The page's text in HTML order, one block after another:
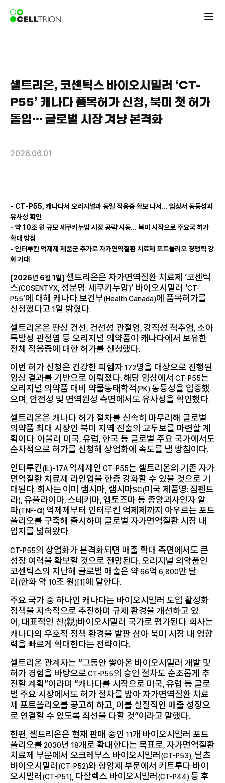
셀트리온, 코센틱스 바이오시밀러 ‘CT-
P55’ 캐나다 품목허가 신청, 북미 첫 허가
돌입… 글로벌 시장 겨냥 본격화
2026.06.01
- CT-P55, 캐나다서 오리지널과 동일 적응증 확보 나서… 임상서 동등성과
유사성 확인
- 약10조 원 규모 세쿠키누맙 시장 공략 시동… 북미 시작으로 주요국 허가
확대 방침
- 인터루킨 억제제 제품군 추가로 자가면역질환 치료제 포트폴리오 경쟁력 강
화 기대
[2026년 6월 1 일] 셀트리온은 자가면역질환 치료제 ‘코센틱
스(COSENTYX, 성분명: 세쿠키누맙)’ 바이오시밀러 ‘CT-
P55’에 대해 캐나다 보건부(Health Canada)에 품목허가를
신청했다고 1 일 밝혔다.
셀트리온은 판상 건선 건선성 관절염 강직성 척추염 소아
특발성 관절염 등 오리지널 의약품이 캐나다에서 보유한
전체 적응증에 대한 허가를 신청했다.
이번 허가 신청은 건강한 피험자 172명을 대상으로 진행된
임상 결과를 기반으로 이뤄졌다. 해당 임상에서 CT-P55는
오리지널 의약품 대비 약물동태학적(PK)동등성을 입증했
으며 안전성 및 면역원성 측면에서도 유사성을 확인했다.
셀트리온은 캐나다 허가 절차를 신속히 마무리해 글로벌
의약품 최대 시장인 북미 지역 진출의 교두보를 마련할 계
획이다. 아울러 미국 유럽 한국 등 글로벌 주요 국가에서도
순차적으로 허가를 신청해 상업화에 속도를 낼 방침이다.
인터루킨(IL)-17A 억제제인 CT-P55는 셀트리온의 기존 자가
면역질환 치료제 라인업을 한층 강화할 수 있을 것으로 기
대된다. 회사는 이미 램시마 램시마SC(미국 제품명: 짐펜트
라), 유플라이마 스테키마 앱토즈마 등 종양괴사인자 알
파(TNF-α) 억제제부터 인터루킨 억제제까지 아우르는 포트
폴리오를 구축해 출시하며 글로벌 자가면역질환 시장 내
입지를 넓혀왔다.
CT-P55의 상업화가 본격화되면 매출 확대 측면에서도 큰
성장 여력을 확보할 것으로 전망된다. 오리지널 의약품인
코센틱스의 지난해 글로벌 매출은 약66억 6,800만 달
러 (한화 약 10조 원)[1] 에 달한다.
주요 국가 중 하나인 캐나다는 바이오시밀러 도입 활성화
정책을 지속적으로 추진하며 규제 환경을 개선하고 있
어 대표적인 친(親)바이오시밀러 국가로 평가된다. 회사는
캐나다의 우호적 정책 환경을 발판 삼아 북미 시장 내 영향
력을 빠르게 확대한다는 전략이다.
셀트리온 관계자는 “그동안 쌓아온 바이오시밀러 개발 및
허가 경험을 바탕으로 CT-P55의 승인 절차도 순조롭게 추
진할 계획”이라며 “캐나다를 시작으로 미국 유럽 등 글로
벌 주요 시장에서도 허가 절차를 밟아 자가면역질환 치료
제 포트폴리오를 공고히 하고 이를 실질적인 매출 성장으
로 연결할 수 있도록 최선을 다할 것”이라고 말했다.
한편 셀트리온은 현재 판매 중인 11개 바이오시밀러 포트
폴리오를 2030년 18개로 확대한다는 목표로 자가면역질환
치료제 부문에서 오크레부스 바이오시밀러 (CT-P53), 탈츠
바이오시밀러 (CT-P52)와 항암제 부문에서 키트루다 바이
오시밀러 (CT-P51), 다잘렉스 바이오시밀러 (CT-P44)등 후